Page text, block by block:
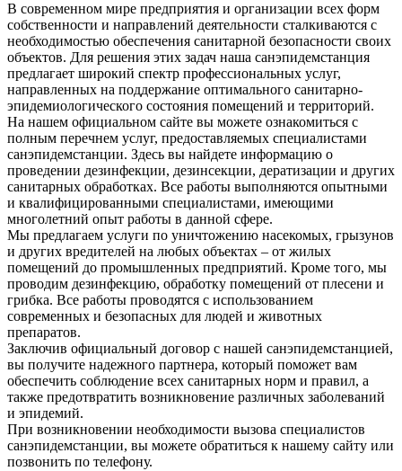
В современном мире предприятия и организации всех форм
собственности и направлений деятельности сталкиваются с
необходимостью обеспечения санитарной безопасности своих
объектов. Для решения этих задач наша санэпидемстанция
предлагает широкий спектр профессиональных услуг,
направленных на поддержание оптимального санитарно-
эпидемиологического состояния помещений и территорий.
На нашем официальном сайте вы можете ознакомиться с
полным перечнем услуг, предоставляемых специалистами
санэпидемстанции. Здесь вы найдете информацию о
проведении дезинфекции, дезинсекции, дератизации и других
санитарных обработках. Все работы выполняются опытными
и квалифицированными специалистами, имеющими
многолетний опыт работы в данной сфере.
Мы предлагаем услуги по уничтожению насекомых, грызунов
и других вредителей на любых объектах – от жилых
помещений до промышленных предприятий. Кроме того, мы
проводим дезинфекцию, обработку помещений от плесени и
грибка. Все работы проводятся с использованием
современных и безопасных для людей и животных
препаратов.
Заключив официальный договор с нашей санэпидемстанцией,
вы получите надежного партнера, который поможет вам
обеспечить соблюдение всех санитарных норм и правил, а
также предотвратить возникновение различных заболеваний
и эпидемий.
При возникновении необходимости вызова специалистов
санэпидемстанции, вы можете обратиться к нашему сайту или
позвонить по телефону.